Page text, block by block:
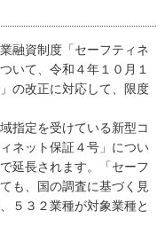
融資制度「セーフティネ
いて、令和４年１０月１
の改正に対応して、限度
指定を受けている新型コ
ネット保証４号」につい
延長されます。「セーフ
も、国の調査に基づく見
５３２業種が対象業種と